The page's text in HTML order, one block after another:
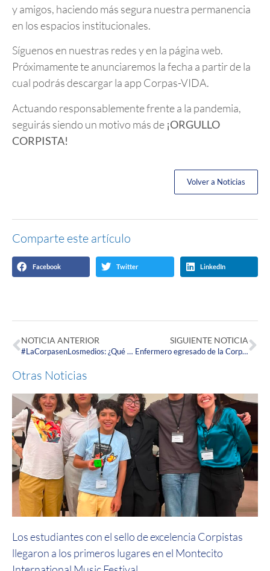
y amigos, haciendo más segura nuestra permanencia
en los espacios institucionales.
Síguenos en nuestras redes y en la página web.
Próximamente te anunciaremos la fecha a partir de la
cual podrás descargar la app Corpas-VIDA.
Actuando responsablemente frente a la pandemia,
seguirás siendo un motivo más de ¡ORGULLO
CORPISTA!
Volver a Noticias
Comparte este artículo
Facebook Twitter LinkedIn
NOTICIA ANTERIOR
#LaCorpasenLosmedios: ¿Qué tan posible es que se presenten rebrotes del virus en Bogotá?
SIGUIENTE NOTICIA
Enfermero egresado de la Corpas obtuvo el segundo lugar en el Primer Concurso de Narrativas organizado por ACOEEN.
Otras Noticias
Los estudiantes con el sello de excelencia Corpistas
llegaron a los primeros lugares en el Montecito